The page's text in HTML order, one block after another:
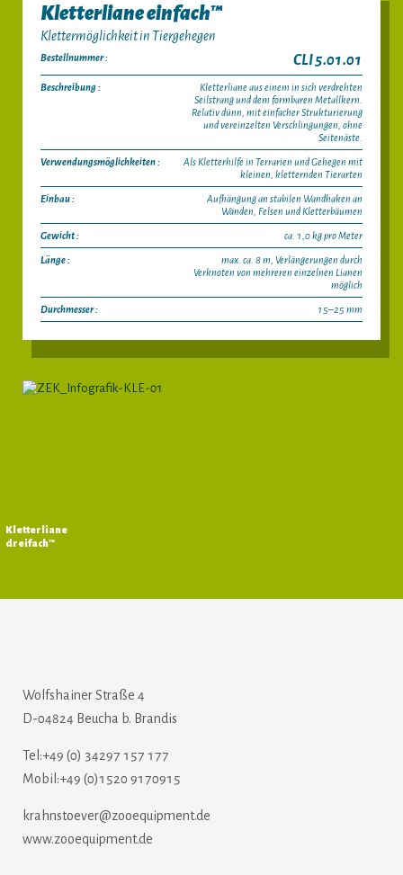
Kletterliane einfach™
Klettermöglichkeit in Tiergehegen
Bestellnummer : CLI 5.01.01
Beschreibung :
Kletterliane aus einem in sich verdrehten
Seilstrang und dem formbaren Metallkern.
Relativ dünn, mit einfacher Strukturierung
und vereinzelten Verschlingungen, ohne
Seitenäste.
Verwendungsmöglichkeiten :
Als Kletterhilfe in Terrarien und Gehegen mit
kleinen, kletternden Tierarten
Einbau :
Aufhängung an stabilen Wandhaken an
Wänden, Felsen und Kletterbäumen
Gewicht : ca. 1,0 kg pro Meter
Länge :
max. ca. 8 m, Verlängerungen durch
Verknoten von mehreren einzelnen Lianen
möglich
Durchmesser : 15–25 mm
Kletterliane
dreifach™
Wolfshainer Straße 4
D-04824 Beucha b. Brandis
Tel:+49 (0) 34297 157 177
Mobil:+49 (0)1520 9170915
krahnstoever@zooequipment.de
www.zooequipment.de